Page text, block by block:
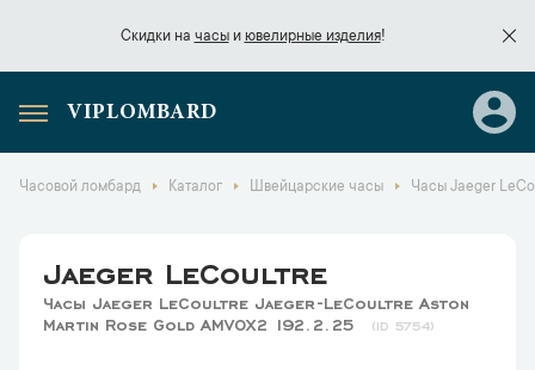
Скидки на часыи ювелирные изделия!
Скидки начасы
VIPLOMBARD
Часовой ломбард Каталог Швейцарские часы Часы Jaeger
Jaeger LeCoultre
Часы Jaeger LeCoultre Jaeger-LeCoultre Aston
Martin Rose Gold AMVOX2 192.2.25
5754